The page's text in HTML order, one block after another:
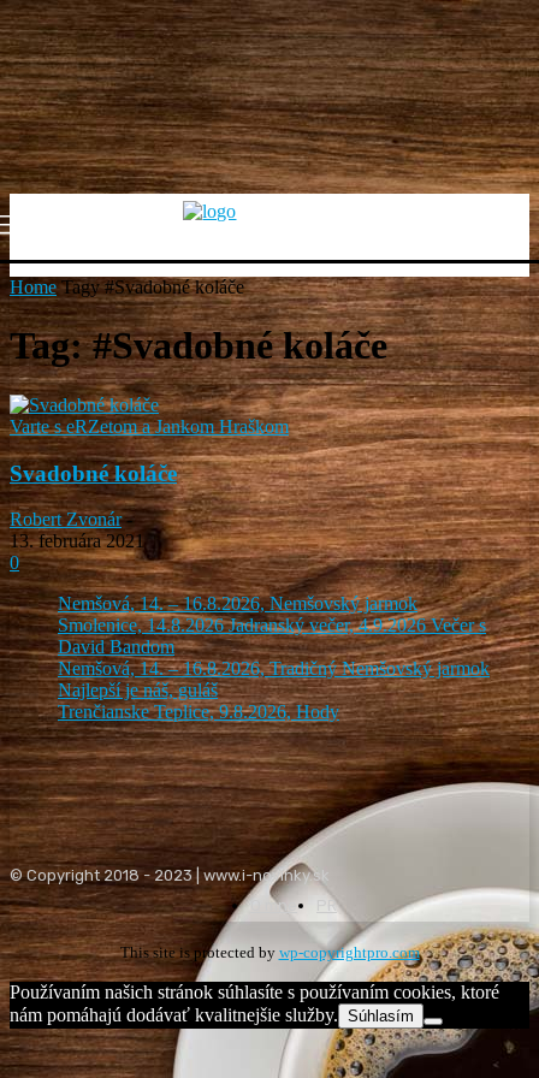
Home Tagy #Svadobné koláče
Tag: #Svadobné koláče
Varte s eRZetom a Jankom Hraškom
Svadobné koláče
Robert Zvonár -
13. februára 2021
0
Nemšová, 14. – 16.8.2026, Nemšovský jarmok
Smolenice, 14.8.2026 Jadranský večer, 4.9.2026 Večer s
David Bandom
Nemšová, 14. – 16.8.2026, Tradičný Nemšovský jarmok
Najlepší je náš, guláš
Trenčianske Teplice, 9.8.2026, Hody
© Copyright 2018 - 2023 | www.i-novinky.sk
O mne
PR
This site is protected by wp-copyrightpro.com
Používaním našich stránok súhlasíte s používaním cookies, ktoré
nám pomáhajú dodávať kvalitnejšie služby. Súhlasím